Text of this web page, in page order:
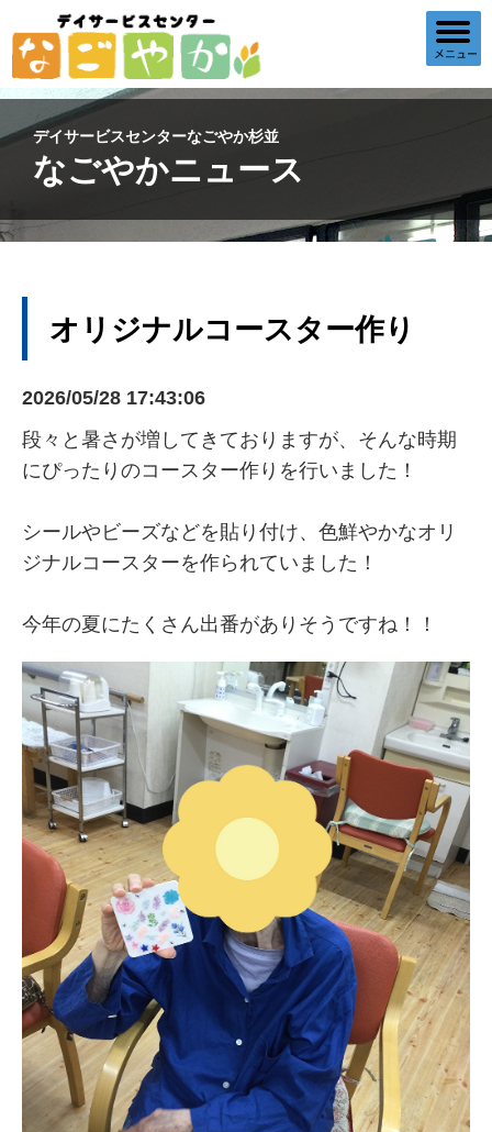
デイサービスセンターなごやか杉並
なごやかニュース
オリジナルコースター作り
2026/05/28 17:43:06
段々と暑さが増してきておりますが、そんな時期
にぴったりのコースター作りを行いました！
シールやビーズなどを貼り付け、色鮮やかなオリ
ジナルコースターを作られていました！
今年の夏にたくさん出番がありそうですね！！